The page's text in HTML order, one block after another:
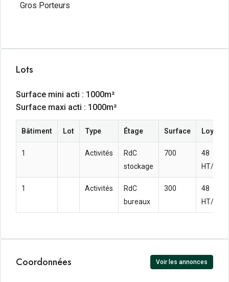
Gros Porteurs
Lots
Surface mini acti : 1000m²
Surface maxi acti : 1000m²
Bâtiment Lot Type Étage Surface Loyer
1 Activités
RdC
stockage
700
48 
HT/HC/
1 Activités
RdC
bureaux
300
48 
HT/HC/
Coordonnées Voir les annonces